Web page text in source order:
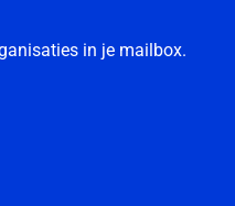
in je mailbox.